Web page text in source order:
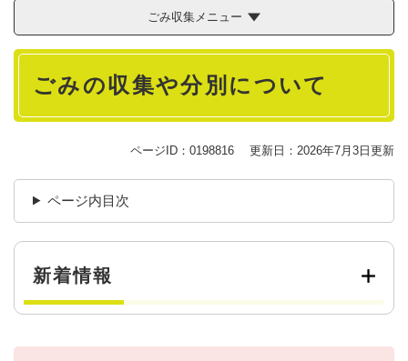
ごみ収集メニュー
本
ごみの収集や分別について
ページID：0198816 更新日：2026年7月3日更新
ページ内目次
新着情報